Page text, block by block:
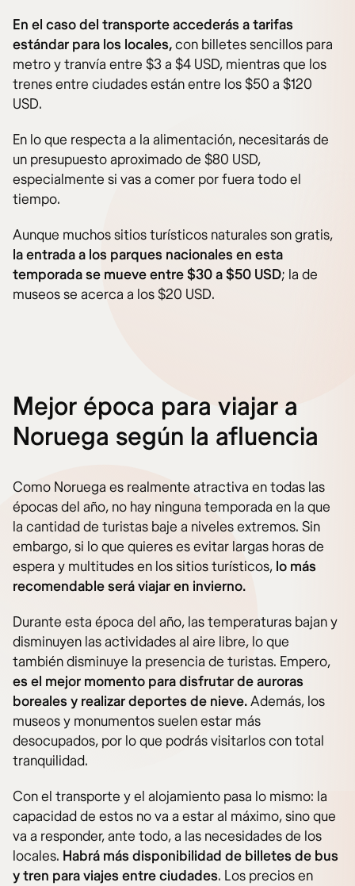
En el caso del transporte accederás a tarifas
estándar para los locales,con billetes sencillos para
metro y tranvía entre $3 a $4 USD, mientras que los
trenes entre ciudades están entre los $50 a $120
USD.
En lo que respecta a la alimentación, necesitarás de
un presupuesto aproximado de $80 USD,
especialmente si vas a comer por fuera todo el
tiempo.
Aunque muchos sitios turísticos naturales son gratis,
la entrada a los parques nacionales en esta
temporada se mueve entre $30 a $50 USD; la de
museos se acerca a los $20 USD.
Mejor época para viajar a
Noruega según la afluencia
Como Noruega es realmente atractiva en todas las
épocas del año, no hay ninguna temporada en la que
la cantidad de turistas baje a niveles extremos. Sin
embargo, si lo que quieres es evitar largas horas de
espera y multitudes en los sitios turísticos, lo más
recomendable será viajar en invierno.
Durante esta época del año, las temperaturas bajan y
disminuyen las actividades al aire libre, lo que
también disminuye la presencia de turistas. Empero,
es el mejor momento para disfrutar de auroras
boreales y realizar deportes de nieve.Además, los
museos y monumentos suelen estar más
desocupados, por lo que podrás visitarlos con total
tranquilidad.
Con el transporte y el alojamiento pasa lo mismo: la
capacidad de estos no va a estar al máximo, sino que
va a responder, ante todo, a las necesidades de los
locales. Habrá más disponibilidad de billetes de bus
y tren para viajes entre ciudades. Los precios en